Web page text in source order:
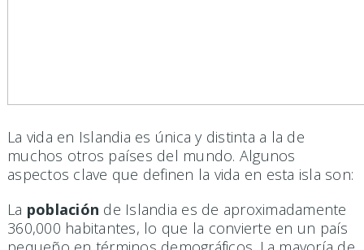
La vida en Islandia es única y distinta a la de
muchos otros países del mundo. Algunos
aspectos clave que definen la vida en esta isla son:
La población de Islandia es de aproximadamente
360,000 habitantes, lo que la convierte en un país